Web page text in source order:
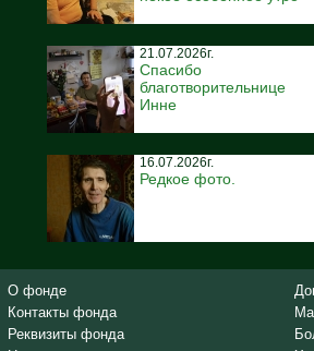
21.07.2026г.
Спасибо
благотворительнице
Инне
16.07.2026г.
Редкое фото.
О фонде
Контакты фонда
Реквизиты фонда